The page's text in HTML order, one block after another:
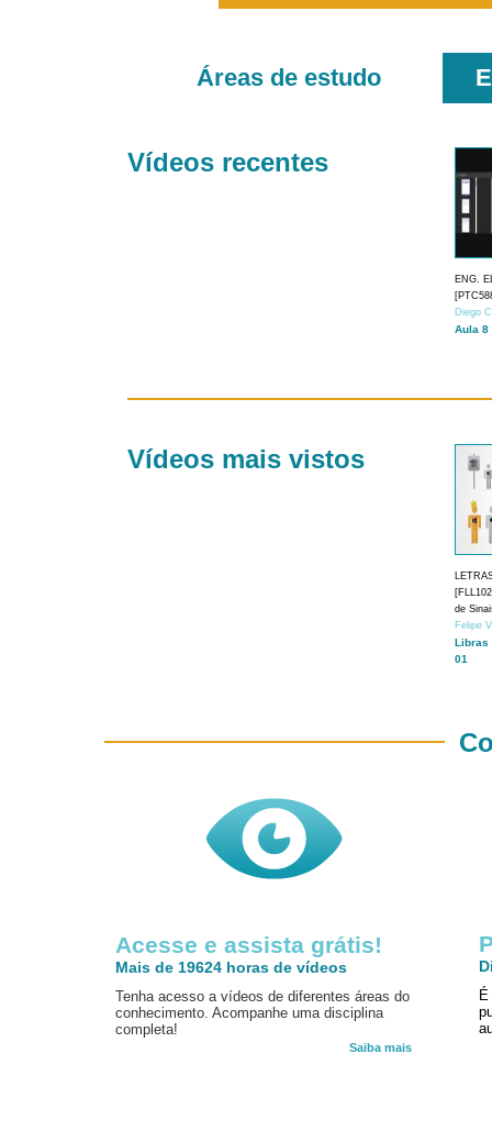
Áreas de estudo
Vídeos recentes
ENG.
Diego
Aula 8
Vídeos mais vistos
de
Felipe
Libras
01
Acesse e assista grátis!
Mais de 19624 horas de vídeos
Tenha acesso a vídeos de diferentes áreas do
conhecimento. Acompanhe uma disciplina
completa!
Saiba mais